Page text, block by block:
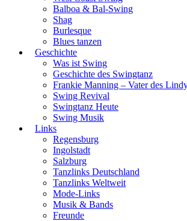
Balboa & Bal-Swing
Shag
Burlesque
Blues tanzen
Geschichte
Was ist Swing
Geschichte des Swingtanz
Frankie Manning – Vater des
Swing Revival
Swingtanz Heute
Swing Musik
Links
Regensburg
Ingolstadt
Salzburg
Tanzlinks Deutschland
Tanzlinks Weltweit
Mode-Links
Musik & Bands
Freunde